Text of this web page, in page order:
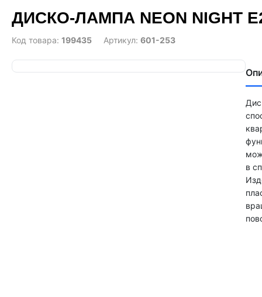
ДИСКО-ЛАМПА NEON NIGHT
Код товара: 199435 Артикул: 601-253
в